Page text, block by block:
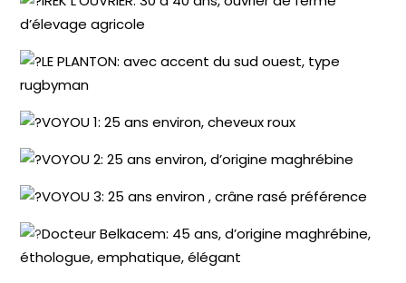
d’élevage agricole
LE PLANTON: avec accent du sud ouest, type
rugbyman
VOYOU 1: 25 ans environ, cheveux roux
VOYOU 2: 25 ans environ, d’origine maghrébine
VOYOU 3: 25 ans environ , crâne rasé préférence
Docteur Belkacem: 45 ans, d’origine maghrébine,
éthologue, emphatique, élégant